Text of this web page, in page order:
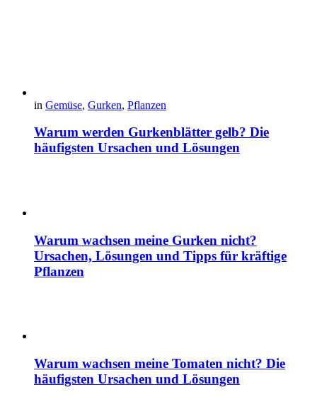
in Gemüse, Gurken, Pflanzen
Warum werden Gurkenblätter gelb? Die
häufigsten Ursachen und Lösungen
Warum wachsen meine Gurken nicht?
Ursachen, Lösungen und Tipps für kräftige
Pflanzen
Warum wachsen meine Tomaten nicht? Die
häufigsten Ursachen und Lösungen